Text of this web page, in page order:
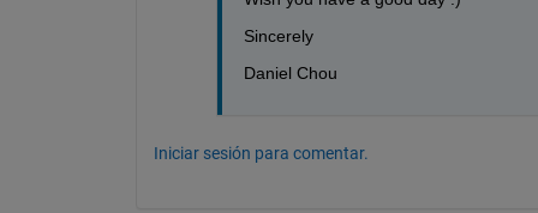
Sincerely
Daniel Chou
Iniciar sesión para comentar.